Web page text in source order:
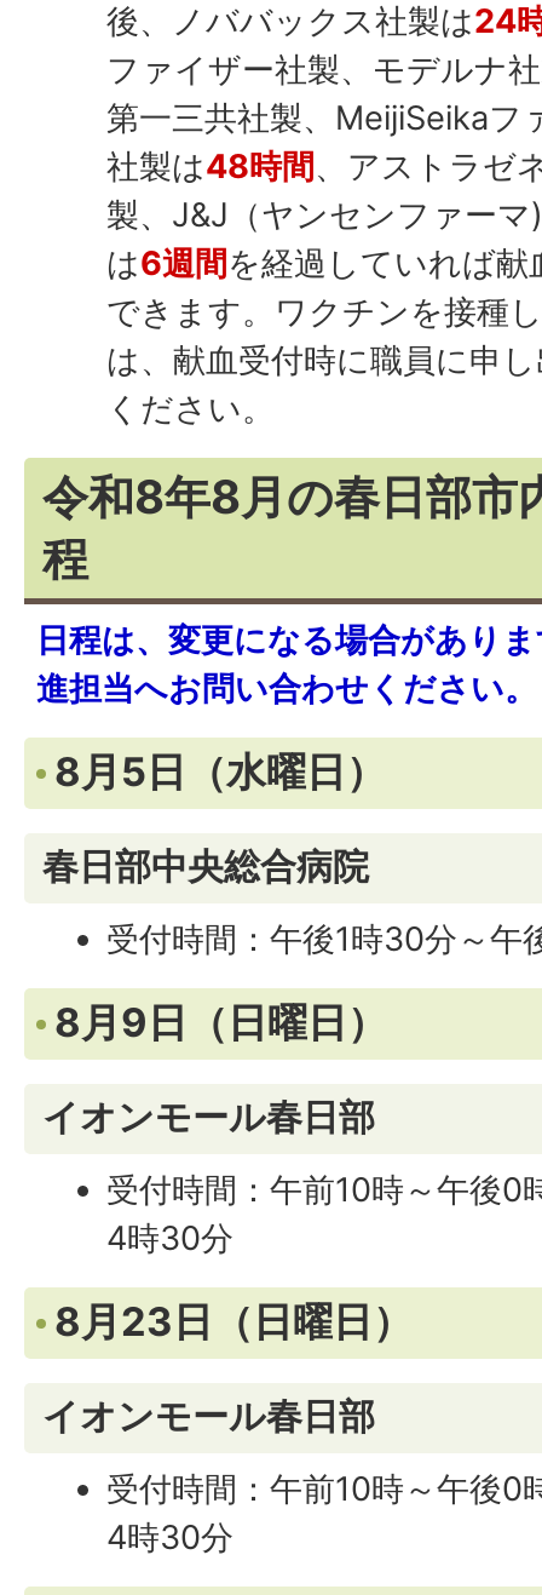
後、ノババックス社製は24
ファイザー社製、モデルナ
第一三共社製、MeijiSeikaフ
社製は48時間 、アストラゼ
製、J&J（ヤンセンファーマ
は6週間 を経過していれば献
できます。ワクチンを接種
は、献血受付時に職員に申
ください。
令和8年8月の春日部市
程
日程は、変更になる場合があり
進担当へお問い合わせください。
8月5日（水曜日）
春日部中央総合病院
受付時間：午後1時30分～午
8月9日（日曜日）
イオンモール春日部
受付時間：午前10時～午後0
4時30分
8月23日（日曜日）
イオンモール春日部
受付時間：午前10時～午後0
4時30分